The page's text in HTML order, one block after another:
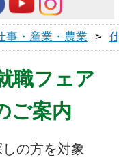
事・産業・農業 >
職フェア
ご案内
の方を対象